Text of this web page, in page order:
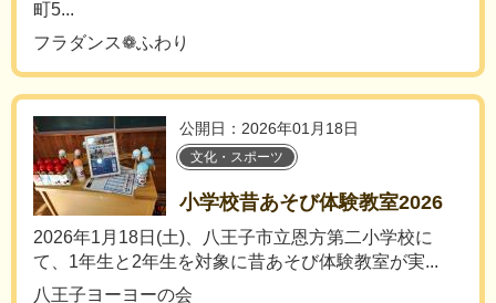
町5...
フラダンス❁ふわり
公開日：2026年01月18日
文化・スポーツ
小学校昔あそび体験教室2026
2026年1月18日(土)、八王子市立恩方第二小学校に
て、1年生と2年生を対象に昔あそび体験教室が実...
八王子ヨーヨーの会